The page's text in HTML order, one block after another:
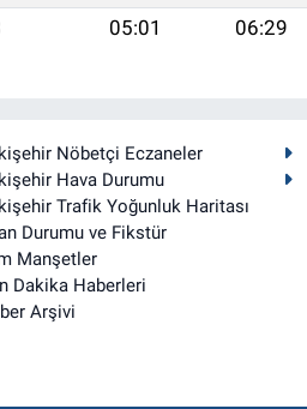
05:01 06:29
Nöbetçi Eczaneler
Hava Durumu
Trafik Yoğunluk Haritası
Durumu ve Fikstür
Manşetler
Dakika Haberleri
Arşivi